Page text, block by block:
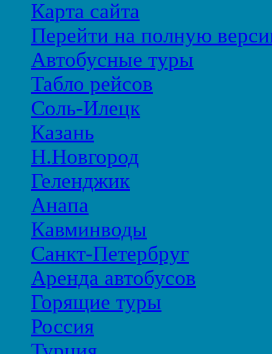
Карта сайта
Перейти на полную
Автобусные туры
Табло рейсов
Соль-Илецк
Казань
Н.Новгород
Геленджик
Анапа
Кавминводы
Санкт-Петербруг
Аренда автобусов
Горящие туры
Россия